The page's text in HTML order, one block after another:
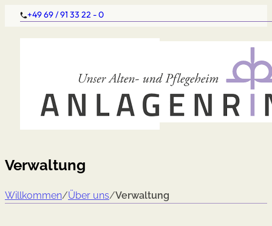
+49 69 / 91 33 22 - 0
Verwaltung
Willkommen/Über uns/Verwaltung